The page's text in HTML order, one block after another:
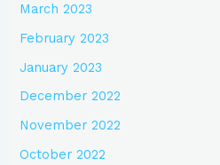
March 2023
February 2023
January 2023
December 2022
November 2022
October 2022